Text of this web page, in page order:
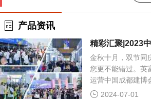
产品资讯
金秋十月，双节同
您更不能错过。英
运营中国成都建博
合全域资源打造中
2024-07-01